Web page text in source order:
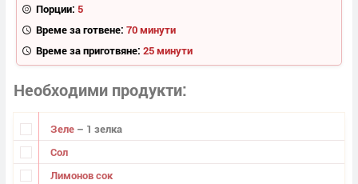
Порции: 5
Време за готвене: 70 минути
Време за приготвяне: 25 минути
Необходими продукти
Зеле – 1 зелка
Сол
Лимонов сок